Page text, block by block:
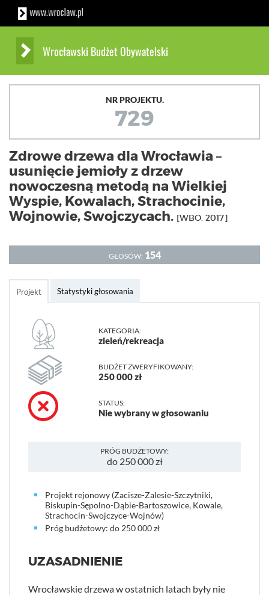
Wrocławski Budżet Obywatelski
NR PROJEKTU.
729
Zdrowe drzewa dla Wrocławia –
usunięcie jemioły z drzew
nowoczesną metodą na Wielkiej
Wyspie, Kowalach, Strachocinie,
Wojnowie, Swojczycach. [WBO. 2017]
GŁOSÓW: 154
Projekt Statystyki głosowania
KATEGORIA:
zieleń/rekreacja
BUDŻET ZWERYFIKOWANY:
250 000 zł
STATUS:
Nie wybrany w głosowaniu
PRÓG BUDŻETOWY:
do 250 000 zł
Projekt rejonowy (Zacisze-Zalesie-Szczytniki,
Biskupin-Sępolno-Dąbie-Bartoszowice, Kowale,
Strachocin-Swojczyce-Wojnów)
Próg budżetowy: do 250 000 zł
UZASADNIENIE
Wrocławskie drzewa w ostatnich latach były nie